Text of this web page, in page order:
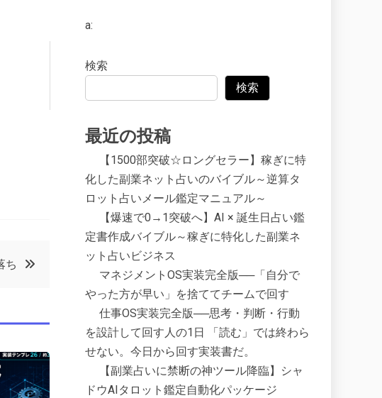
ち
a:
検索
検索
最近の投稿
【1500部突破☆ロングセラー】稼ぎに特
化した副業ネット占いのバイブル～逆算タ
ロット占いメール鑑定マニュアル～
【爆速で0→1突破へ】AI × 誕生日占い鑑
定書作成バイブル～稼ぎに特化した副業ネ
ット占いビジネス
マネジメントOS実装完全版──「自分で
やった方が早い」を捨ててチームで回す
仕事OS実装完全版──思考・判断・行動
を設計して回す人の1日 「読む」では終わら
せない。今日から回す実装書だ。
【副業占いに禁断の神ツール降臨】シャ
ドウAIタロット鑑定自動化パッケージ